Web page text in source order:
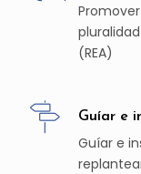
(REA)
Guíar e
Guíar e